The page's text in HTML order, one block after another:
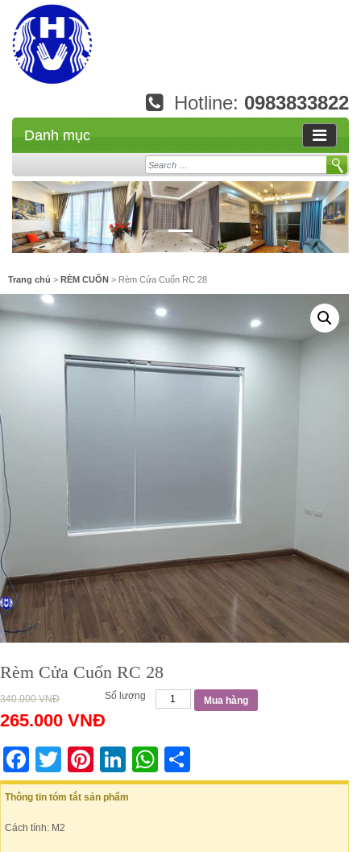
Hotline: 0983833822
Danh mục
Search
Trang chủ > RÈM CUỐN > Rèm Cửa Cuốn RC 28
Rèm Cửa Cuốn RC 28
340.000VNĐ
265.000 VNĐ
Số lượng Mua hàng
Facebook
TwitterPinterest
LinkedIn
WhatsApp
Thông tin tóm tắt sản phẩm
Cách tính: M2